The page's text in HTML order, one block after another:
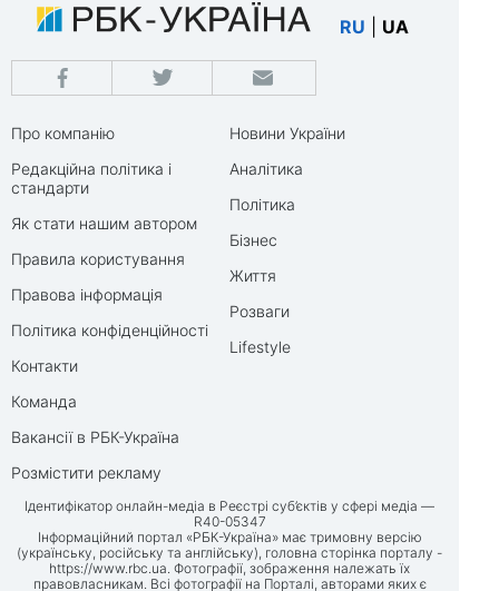
RU UA
Про компанію
Редакційна політика і
стандарти
Як стати нашим автором
Правила користування
Правова інформація
Політика конфіденційності
Контакти
Команда
Вакансії в РБК-Україна
Розмістити рекламу
Новини України
Аналітика
Політика
Бізнес
Життя
Розваги
Lifestyle
Ідентифікатор онлайн-медіа в Реєстрі суб’єктів у сфері медіа —
R40-05347
Інформаційний портал «РБК-Україна» має тримовну версію
(українську, російську та англійську), головна сторінка порталу -
https://www.rbc.ua. Фотографії, зображення належать їх
правовласникам. Всі фотографії на Порталі, авторами яких є